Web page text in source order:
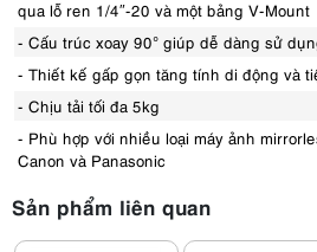
qua lỗ ren 1/4″-20 và một bảng V-Mount
- Cấu trúc xoay 90° giúp dễ dàng sử
- Thiết kế gấp gọn tăng tính di động và
- Chịu tải tối đa 5kg
- Phù hợp với nhiều loại máy ảnh
Canon và Panasonic
Sản phẩm liên quan